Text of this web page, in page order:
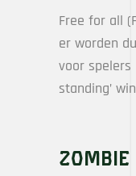
Free for all
er worden
voor spelers
standing’
Zombie